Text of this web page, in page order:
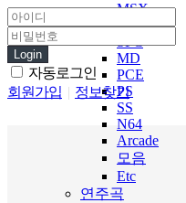
MSX
FC
SFC
MD
PCE
PS
SS
N64
Arcade
모음
Etc
연주곡
Login
자동로그인
회원가입 | 정보찾기